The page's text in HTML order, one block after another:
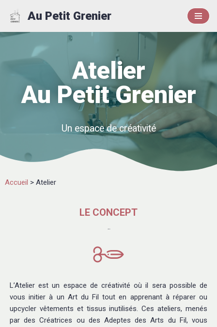
au
Au Petit Grenier
Atelier
Au Petit Grenier
Un espace de créativité
Accueil > Atelier
LE CONCEPT
L’Atelier est un espace de créativité où il sera possible de
vous initier à un Art du Fil tout en apprenant à réparer ou
upcycler vêtements et tissus inutilisés. Ces ateliers, menés
par des Créatrices ou des Adeptes des Arts du Fil, vous